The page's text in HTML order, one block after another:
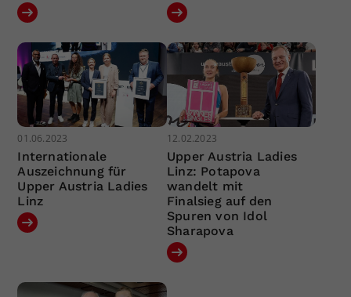
01.06.2023
Internationale
Auszeichnung für
Upper Austria Ladies
Linz
12.02.2023
Upper Austria Ladies
Linz: Potapova
wandelt mit
Finalsieg auf den
Spuren von Idol
Sharapova